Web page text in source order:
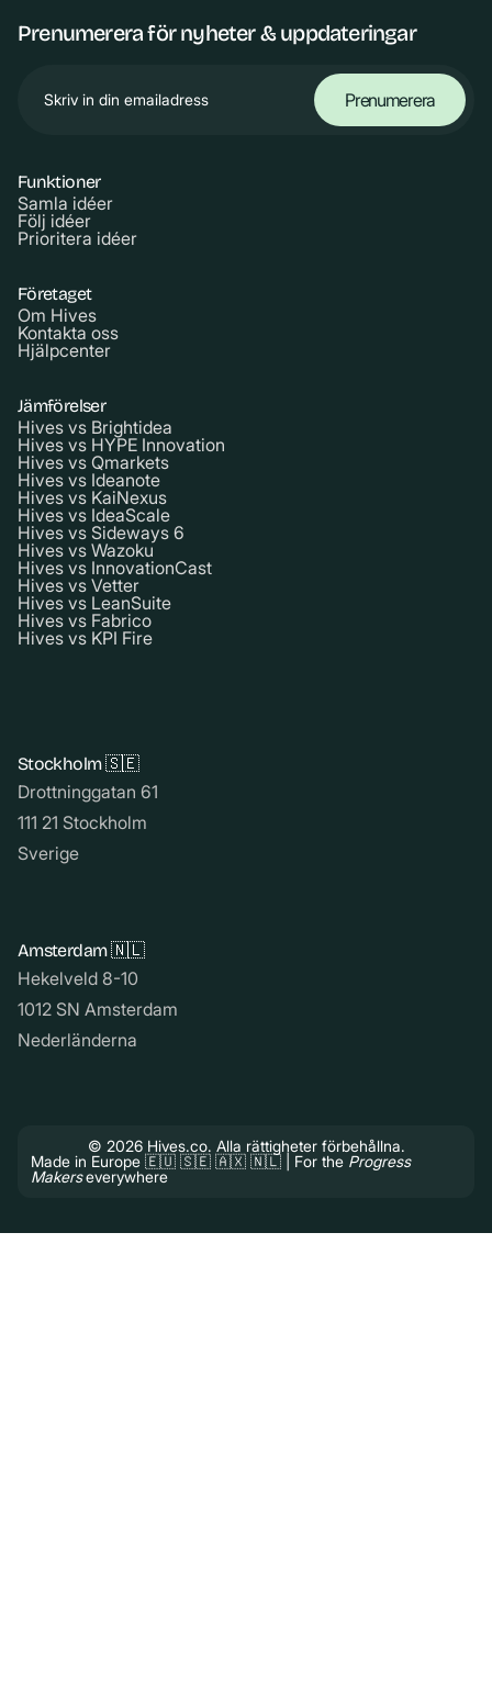
Prenumerera för nyheter & uppdateringar
Funktioner
Samla idéer
Följ idéer
Prioritera idéer
Företaget
Om Hives
Kontakta oss
Hjälpcenter
Jämförelser
Hives vs Brightidea
Hives vs HYPE Innovation
Hives vs Qmarkets
Hives vs Ideanote
Hives vs KaiNexus
Hives vs IdeaScale
Hives vs Sideways 6
Hives vs Wazoku
Hives vs InnovationCast
Hives vs Vetter
Hives vs LeanSuite
Hives vs Fabrico
Hives vs KPI Fire
Stockholm 🇸🇪
Drottninggatan 61
111 21 Stockholm
Sverige
Amsterdam 🇳🇱
Hekelveld 8-10
1012 SN Amsterdam
Nederländerna
© 2026 Hives.co. Alla rättigheter förbehållna.
Made in Europe 🇪🇺 🇸🇪 🇦🇽 🇳🇱 | For the Progress
Makerseverywhere